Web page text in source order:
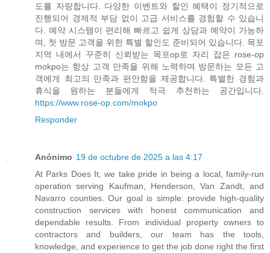
도를 자랑합니다. 다양한 이벤트와 할인 혜택이 정기적으로
진행되어 경제적 부담 없이 고급 서비스를 경험할 수 있습니
다. 예약 시스템이 편리해 빠르고 쉽게 상담과 예약이 가능하
며, 첫 방문 고객을 위한 특별 할인도 준비되어 있습니다. 목포
지역 내에서 꾸준히 신뢰받는 목포op로 자리 잡은 rose-op
mokpo는 항상 고객 만족을 위해 노력하며 방문하는 모든 고
객에게 최고의 만족과 편안함을 제공합니다. 특별한 경험과
휴식을 원하는 분들에게 적극 추천하는 공간입니다.
https://www.rose-op.com/mokpo
Responder
Anónimo 19 de octubre de 2025 a las 4:17
At Parks Does It, we take pride in being a local, family-run
operation serving Kaufman, Henderson, Van Zandt, and
Navarro counties. Our goal is simple: provide high-quality
construction services with honest communication and
dependable results. From individual property owners to
contractors and builders, our team has the tools,
knowledge, and experience to get the job done right the first